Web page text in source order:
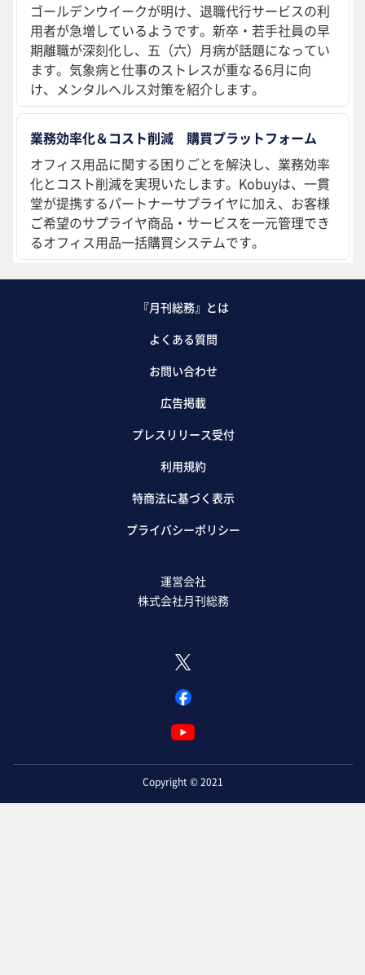
ゴールデンウイークが明け、退職代行サービスの利
用者が急増しているようです。新卒・若手社員の早
期離職が深刻化し、五（六）月病が話題になってい
ます。気象病と仕事のストレスが重なる6月に向
け、メンタルヘルス対策を紹介します。
業務効率化＆コスト削減 購買プラットフォーム
オフィス用品に関する困りごとを解決し、業務効率
化とコスト削減を実現いたします。Kobuyは、一貫
堂が提携するパートナーサプライヤに加え、お客様
ご希望のサプライヤ商品・サービスを一元管理でき
るオフィス用品一括購買システムです。
『月刊総務』とは
よくある質問
お問い合わせ
広告掲載
プレスリリース受付
利用規約
特商法に基づく表示
プライバシーポリシー
運営会社
株式会社月刊総務
Copyright © 2021